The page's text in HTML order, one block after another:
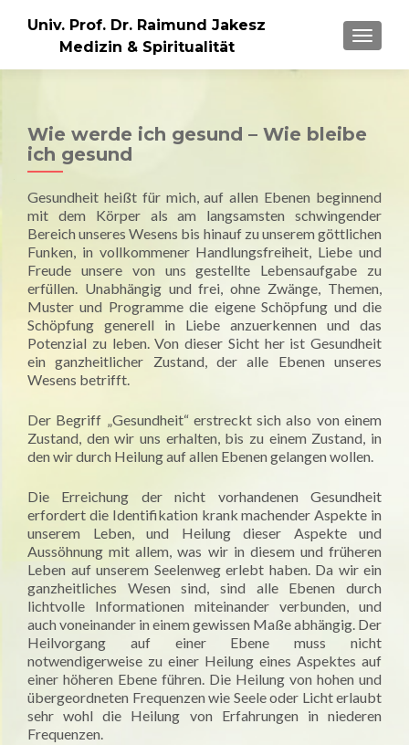
MENU
Univ. Prof. Dr. Raimund Jakesz
Medizin & Spiritualität
Wie werde ich gesund – Wie bleibe
ich gesund
Gesundheit heißt für mich, auf allen Ebenen beginnend
mit dem Körper als am langsamsten schwingender
Bereich unseres Wesens bis hinauf zu unserem göttlichen
Funken, in vollkommener Handlungsfreiheit, Liebe und
Freude unsere von uns gestellte Lebensaufgabe zu
erfüllen. Unabhängig und frei, ohne Zwänge, Themen,
Muster und Programme die eigene Schöpfung und die
Schöpfung generell in Liebe anzuerkennen und das
Potenzial zu leben. Von dieser Sicht her ist Gesundheit
ein ganzheitlicher Zustand, der alle Ebenen unseres
Wesens betrifft.
Der Begriff „Gesundheit“ erstreckt sich also von einem
Zustand, den wir uns erhalten, bis zu einem Zustand, in
den wir durch Heilung auf allen Ebenen gelangen wollen.
Die Erreichung der nicht vorhandenen Gesundheit
erfordert die Identifikation krank machender Aspekte in
unserem Leben, und Heilung dieser Aspekte und
Aussöhnung mit allem, was wir in diesem und früheren
Leben auf unserem Seelenweg erlebt haben. Da wir ein
ganzheitliches Wesen sind, sind alle Ebenen durch
lichtvolle Informationen miteinander verbunden, und
auch voneinander in einem gewissen Maße abhängig. Der
Heilvorgang auf einer Ebene muss nicht
notwendigerweise zu einer Heilung eines Aspektes auf
einer höheren Ebene führen. Die Heilung von hohen und
übergeordneten Frequenzen wie Seele oder Licht erlaubt
sehr wohl die Heilung von Erfahrungen in niederen
Frequenzen.